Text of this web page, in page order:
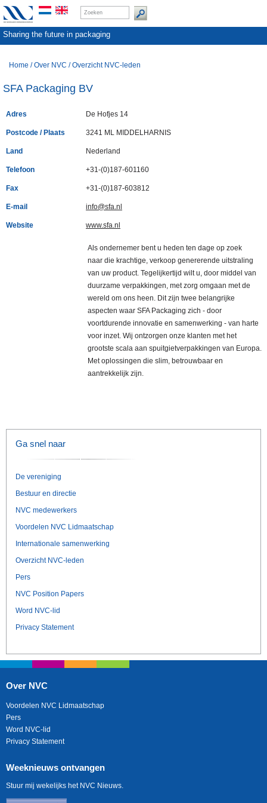
Sharing the future in packaging
Home /Over NVC /Overzicht NVC-leden
SFA Packaging BV
Adres De Hofjes 14
Postcode / Plaats 3241 ML MIDDELHARNIS
Land Nederland
Telefoon +31-(0)187-601160
Fax +31-(0)187-603812
E-mail info@sfa.nl
Website www.sfa.nl
Als ondernemer bent u heden ten dage op zoek
naar die krachtige, verkoop genererende uitstraling
van uw product. Tegelijkertijd wilt u, door middel van
duurzame verpakkingen, met zorg omgaan met de
wereld om ons heen. Dit zijn twee belangrijke
aspecten waar SFA Packaging zich - door
voortdurende innovatie en samenwerking - van harte
voor inzet. Wij ontzorgen onze klanten met het
grootste scala aan spuitgietverpakkingen van Europa.
Met oplossingen die slim, betrouwbaar en
aantrekkelijk zijn.
Ga snel naar
De vereniging
Bestuur en directie
NVC medewerkers
Voordelen NVC Lidmaatschap
Internationale samenwerking
Overzicht NVC-leden
Pers
NVC Position Papers
Word NVC-lid
Privacy Statement
Over NVC
Voordelen NVC Lidmaatschap
Pers
Word NVC-lid
Privacy Statement
Weeknieuws ontvangen
Stuur mij wekelijks het NVC Nieuws.